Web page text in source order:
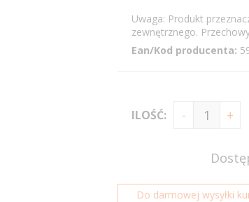
Uwaga: Produkt
zewnętrznego.
Ean/Kod producenta:
ILOŚĆ:
Do darmowej wysyłki